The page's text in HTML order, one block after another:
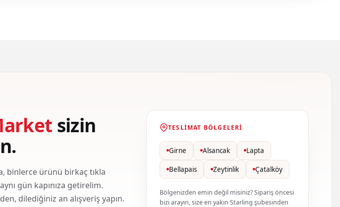
sizin
binlerce ürünü birkaç tıkla
gün kapınıza getirelim.
dilediğiniz an alışveriş yapın.
TESLIMAT BÖLGELERI
Girne Alsancak Lapta
Bellapais Zeytinlik Çatalköy
Bölgenizden emin değil misiniz? Sipariş öncesi
bizi arayın, size en yakın Starling şubesinden